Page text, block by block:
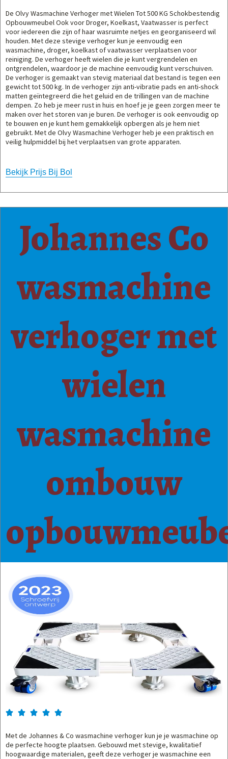
De Olvy Wasmachine Verhoger met Wielen Tot 500 KG Schokbestendig
Opbouwmeubel Ook voor Droger, Koelkast, Vaatwasser is perfect
voor iedereen die zijn of haar wasruimte netjes en georganiseerd wil
houden. Met deze stevige verhoger kun je eenvoudig een
wasmachine, droger, koelkast of vaatwasser verplaatsen voor
reiniging. De verhoger heeft wielen die je kunt vergrendelen en
ontgrendelen, waardoor je de machine eenvoudig kunt verschuiven.
De verhoger is gemaakt van stevig materiaal dat bestand is tegen een
gewicht tot 500 kg. In de verhoger zijn anti-vibratie pads en anti-shock
matten geïntegreerd die het geluid en de trillingen van de machine
dempen. Zo heb je meer rust in huis en hoef je je geen zorgen meer te
maken over het storen van je buren. De verhoger is ook eenvoudig op
te bouwen en je kunt hem gemakkelijk opbergen als je hem niet
gebruikt. Met de Olvy Wasmachine Verhoger heb je een praktisch en
veilig hulpmiddel bij het verplaatsen van grote apparaten.
Bekijk Prijs Bij Bol
Johannes Co
wasmachine
verhoger met
wielen
wasmachine
ombouw
    
Met de Johannes & Co wasmachine verhoger kun je je wasmachine op
de perfecte hoogte plaatsen. Gebouwd met stevige, kwalitatief
hoogwaardige materialen, geeft deze verhoger je wasmachine een